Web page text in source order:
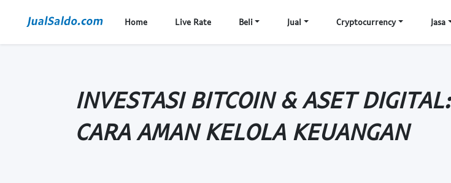
Home Live Rate Beli Jual Cryptocurrency Jasa
INVESTASI BITCOIN & ASET DIGITAL:
CARA AMAN KELOLA KEUANGAN